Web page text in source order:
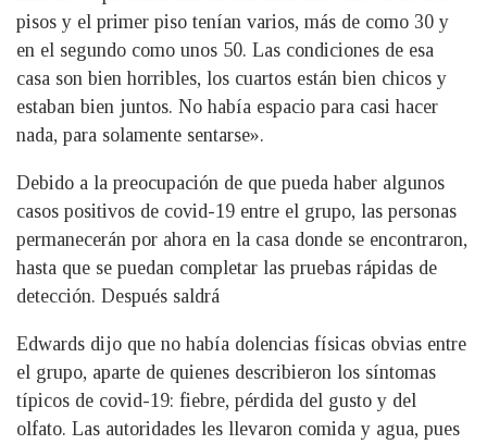
pisos y el primer piso tenían varios, más de como 30 y
en el segundo como unos 50. Las condiciones de esa
casa son bien horribles, los cuartos están bien chicos y
estaban bien juntos. No había espacio para casi hacer
nada, para solamente sentarse».
Debido a la preocupación de que pueda haber algunos
casos positivos de covid-19 entre el grupo, las personas
permanecerán por ahora en la casa donde se encontraron,
hasta que se puedan completar las pruebas rápidas de
detección. Después saldrá
Edwards dijo que no había dolencias físicas obvias entre
el grupo, aparte de quienes describieron los síntomas
típicos de covid-19: fiebre, pérdida del gusto y del
olfato. Las autoridades les llevaron comida y agua, pues